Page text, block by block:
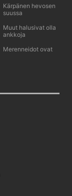
Kärpänen hevosen
suussa
Muut halusivat olla
ankkoja
Merenneidot ovat